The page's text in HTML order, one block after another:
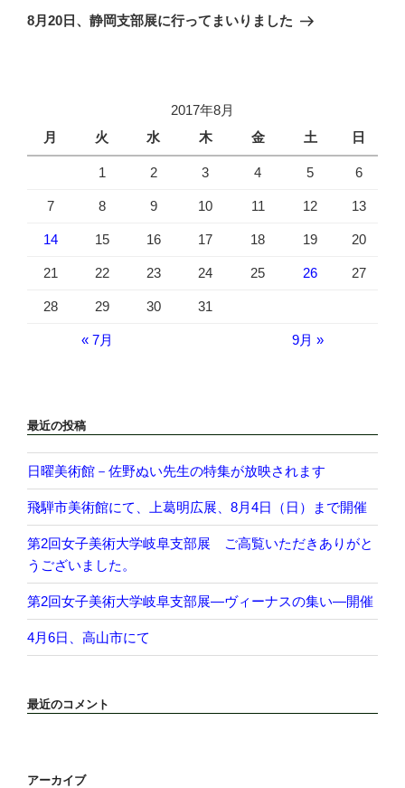
ー
の
8月20日、静岡支部展に行ってまいりました
2017年8月
月
火 水 木 金 土 日
1 2 3 4 5 6
7 8 9 10 11 12 13
14 15 16 17 18 19 20
21 22 23 24 25 26 27
28 29 30 31
« 7月 9月 »
最近の投稿
日曜美術館－佐野ぬい先生の特集が放映されます
飛騨市美術館にて、上葛明広展、8月4日（日）まで開催
第2回女子美術大学岐阜支部展 ご高覧いただきありがと
うございました。
第2回女子美術大学岐阜支部展―ヴィーナスの集い―開催
4月6日、高山市にて
最近のコメント
アーカイブ